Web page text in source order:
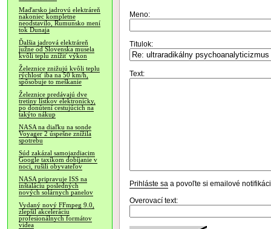
Maďarsko jadrovú elektráreň
nakoniec kompletne
neodstavilo, Rumunsko mení
tok Dunaja
Ďalšia jadrová elektráreň
južne od Slovenska musela
kvôli teplu znížiť výkon
Železnice znižujú kvôli teplu
rýchlosť iba na 50 km/h,
spôsobuje to meškanie
Železnice predávajú dve
tretiny lístkov elektronicky,
po donútení cestujúcich na
takýto nákup
NASA na diaľku na sonde
Voyager 2 úspešne znížila
spotrebu
Súd zakázal samojazdiacim
Google taxíkom dobíjanie v
noci, rušili obyvateľov
NASA pripravuje ISS na
inštaláciu posledných
nových solárnych panelov
Vydaný nový FFmpeg 9.0,
zlepšil akceleráciu
profesionálnych formátov
videa
Meno:
Titulok:
Text:
Prihláste sa a povoľte si emailové
Overovací text: